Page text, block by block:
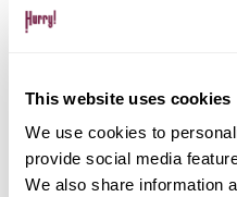
This website uses cookies
We use cookies to
provide social media
We also share information
Gestione pratiche
Gestione del noleggio
mobile